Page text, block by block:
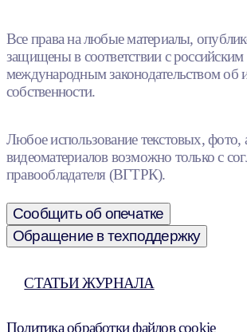
Все права на любые материалы,
защищены в соответствии с российским
международным законодательством об
собственности.
Любое использование текстовых, фото,
видеоматериалов возможно только с
правообладателя (ВГТРК).
Сообщить об опечатке
Обращение в техподдержку
СТАТЬИ ЖУРНАЛА
Политика обработки файлов cookie